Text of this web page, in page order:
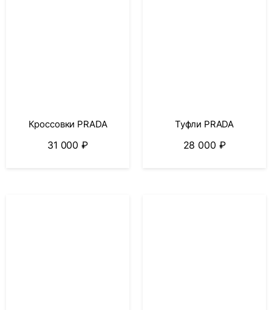
Кроссовки PRADA
31 000₽
Туфли PRADA
28 000 ₽